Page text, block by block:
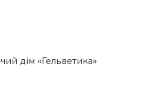
дім «Гельветика»